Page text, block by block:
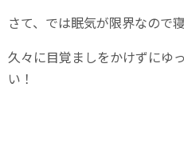
さて、では眠気が限界なので
久々に目覚ましをかけずにゆ
い！